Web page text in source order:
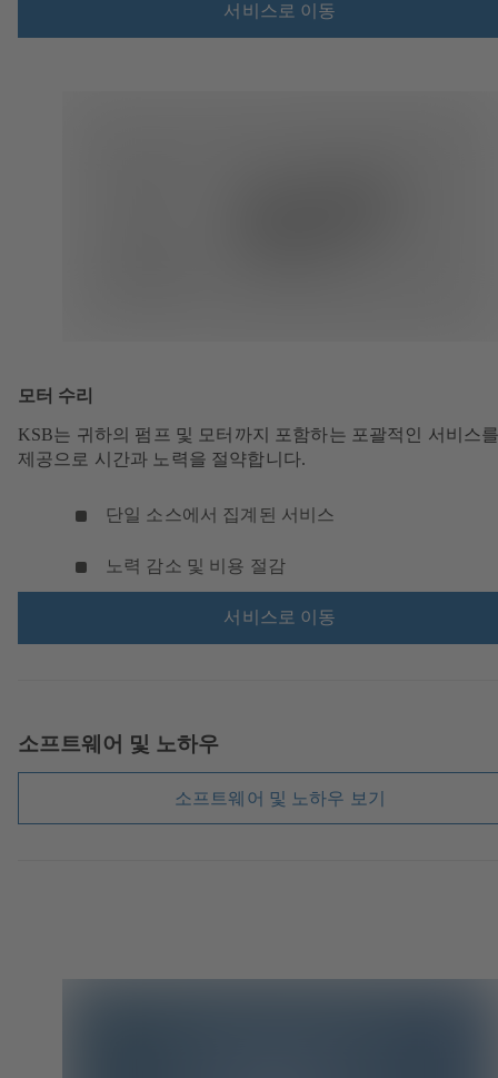
서비스로 이동
모터 수리
KSB는 귀하의 펌프 및 모터까지 포함하는 포괄적인 서비스
제공으로 시간과 노력을 절약합니다.
단일 소스에서 집계된 서비스
노력 감소 및 비용 절감
서비스로 이동
소프트웨어 및 노하우
소프트웨어 및 노하우 보기